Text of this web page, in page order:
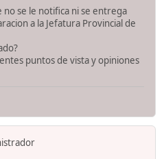
se le notifica ni se entrega
a la Jefatura Provincial de
puntos de vista y opiniones